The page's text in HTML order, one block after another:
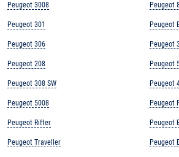
Peugeot 3008
Peugeot 301
Peugeot 306
Peugeot 208
Peugeot 308 SW
Peugeot 5008
Peugeot Rifter
Peugeot Traveller
Peugeot
Peugeot
Peugeot
Peugeot
Peugeot
Peugeot
Peugeot
Peugeot